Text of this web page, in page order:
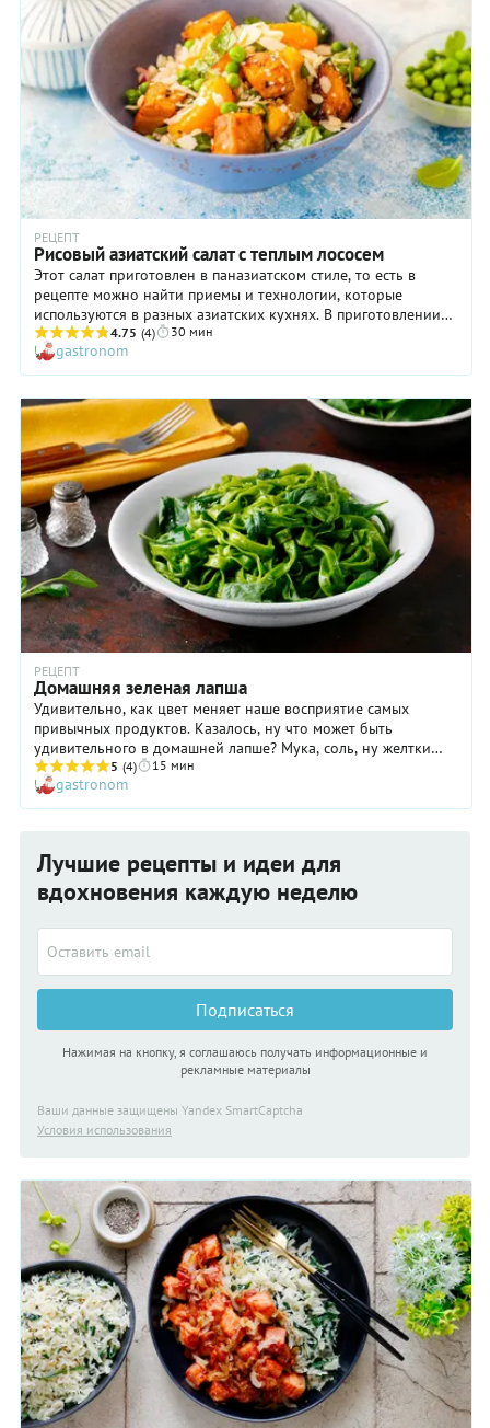
РЕЦЕПТ
Рисовый азиатский салат с теплым лососем
Этот салат приготовлен в паназиатском стиле, то есть в
рецепте можно найти приемы и технологии, которые
используются в разных азиатских кухнях. В приготовлении
рыбы легко угадывается японское влияние, а вот добавление
фруктов в салат скорее пришло из тайской кухни.
4.75 (4) 30 мин
gastronom
РЕЦЕПТ
Домашняя зеленая лапша
Удивительно, как цвет меняет наше восприятие самых
привычных продуктов. Казалось, ну что может быть
удивительного в домашней лапше? Мука, соль, ну желтки
для разнообразия. А с добавлением шпината происходит
небольшое чудо – и все хотят еще! Можете разделить
базовое тесто на три части, шпинат добавить в одну, а в
5 (4) 15 мин
gastronom
Лучшие рецепты и идеи для
вдохновения каждую неделю
Подписаться
Нажимая на кнопку, я соглашаюсь получать информационные и
рекламные материалы
Ваши данные защищены Yandex SmartCaptcha
Условия использования